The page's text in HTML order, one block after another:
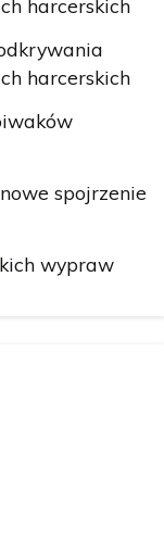
harcerskich
harcerskich
spojrzenie
wypraw